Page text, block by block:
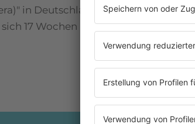
in Deutschland
17 Wochen in den
diesem
erfahrt